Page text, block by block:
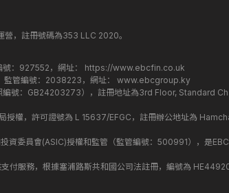
，註冊號碼為353 LLC 2020。
：927552，網址： https://www.ebcfin.co.uk
管編號：2038223，網址： www.ebcgroup.ky
號：GB24203273），註冊地址為3rd Floor, Standard
授權，許可證號為 L 15637/EFGC，註冊辦公地址為
委員會(ASIC)授權和監管（監管編號：500991），是
付服務，根據塞浦路斯共和國公司法註冊，編號為